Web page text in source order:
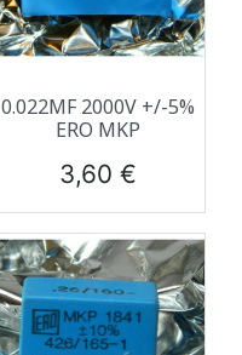
0.022ΜF 2000V +/-5%
ERO MKP
Prix
3,60 €